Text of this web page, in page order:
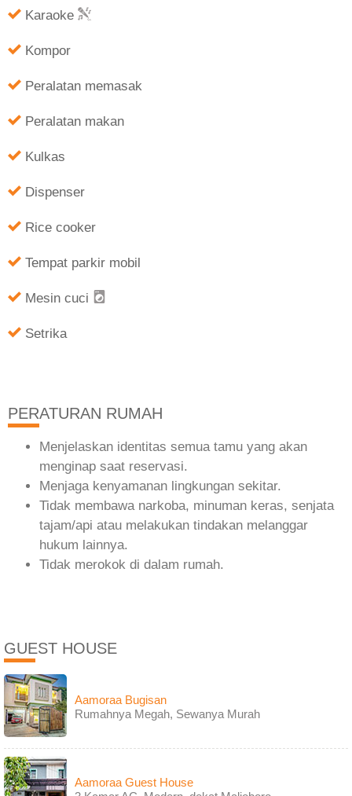
Karaoke
Kompor
Peralatan memasak
Peralatan makan
Kulkas
Dispenser
Rice cooker
Tempat parkir mobil
Mesin cuci
Setrika
PERATURAN RUMAH
Menjelaskan identitas semua tamu yang akan
menginap saat reservasi.
Menjaga kenyamanan lingkungan sekitar.
Tidak membawa narkoba, minuman keras, senjata
tajam/api atau melakukan tindakan melanggar
hukum lainnya.
Tidak merokok di dalam rumah.
GUEST HOUSE
Aamoraa Bugisan
Rumahnya Megah, Sewanya Murah
Aamoraa Guest House